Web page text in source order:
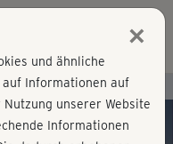
×
und ähnliche
auf Informationen auf
unserer Website
Informationen